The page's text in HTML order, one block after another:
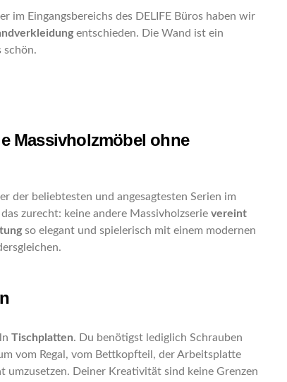
im Eingangsbereichs des DELIFE Büros haben wir
entschieden. Die Wand ist ein
schön.
Massivholzmöbel ohne
der beliebtesten und angesagtesten Serien im
zurecht: keine andere Massivholzserie vereint
so elegant und spielerisch mit einem modernen
Tischplatten. Du benötigst lediglich Schrauben
vom Regal, vom Bettkopfteil, der Arbeitsplatte
umzusetzen. Deiner Kreativität sind keine Grenzen